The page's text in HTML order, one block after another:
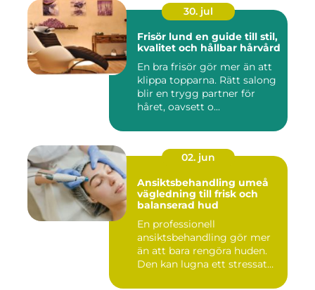
30. jul
Frisör lund en guide till stil,
kvalitet och hållbar hårvård
En bra frisör gör mer än att
klippa topparna. Rätt salong
blir en trygg partner för
håret, oavsett o...
02. jun
Ansiktsbehandling umeå
vägledning till frisk och
balanserad hud
En professionell
ansiktsbehandling gör mer
än att bara rengöra huden.
Den kan lugna ett stressat